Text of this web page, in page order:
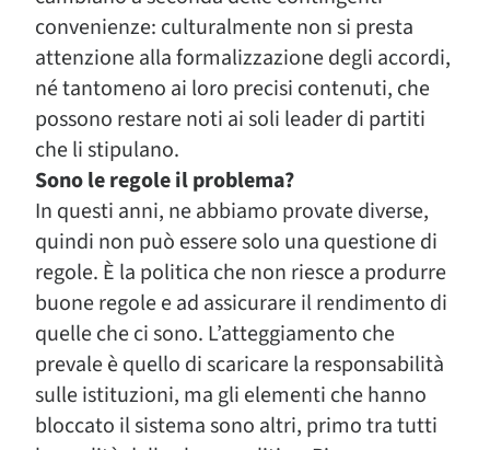
convenienze: culturalmente non si presta
attenzione alla formalizzazione degli accordi,
né tantomeno ai loro precisi contenuti, che
possono restare noti ai soli leader di partiti
che li stipulano.
Sono le regole il problema?
In questi anni, ne abbiamo provate diverse,
quindi non può essere solo una questione di
regole. È la politica che non riesce a produrre
buone regole e ad assicurare il rendimento di
quelle che ci sono. L’atteggiamento che
prevale è quello di scaricare la responsabilità
sulle istituzioni, ma gli elementi che hanno
bloccato il sistema sono altri, primo tra tutti